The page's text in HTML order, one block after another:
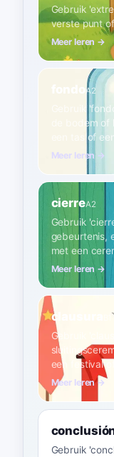
Gebruik
verste punt
Meer leren →
fondoA2
Gebruik
de bodem of
een tas of
Meer leren →
cierreA2
Gebruik
gebeurtenis,
met een
Meer leren →
clausura
Gebruik
een festival
Meer leren →
Gebruik